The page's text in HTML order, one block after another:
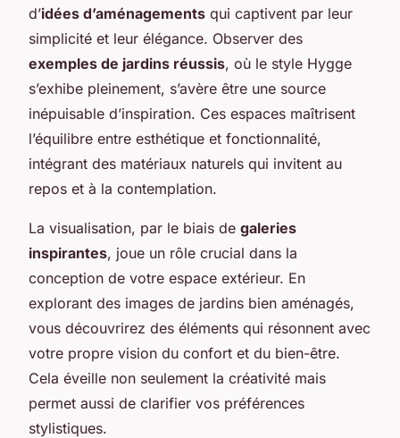
d’idées d’aménagements qui captivent par leur
simplicité et leur élégance. Observer des
exemples de jardins réussis, où le style Hygge
s’exhibe pleinement, s’avère être une source
inépuisable d’inspiration. Ces espaces maîtrisent
l’équilibre entre esthétique et fonctionnalité,
intégrant des matériaux naturels qui invitent au
repos et à la contemplation.
La visualisation, par le biais de galeries
inspirantes, joue un rôle crucial dans la
conception de votre espace extérieur. En
explorant des images de jardins bien aménagés,
vous découvrirez des éléments qui résonnent avec
votre propre vision du confort et du bien-être.
Cela éveille non seulement la créativité mais
permet aussi de clarifier vos préférences
stylistiques.